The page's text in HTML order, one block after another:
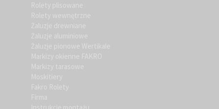
Rolety plisowane
Rolety wewnętrzne
Żaluzje drewniane
Żaluzje aluminiowe
Żaluzje pionowe Wertikale
Markizy okienne FAKRO
Markizy tarasowe
Moskitiery
Fakro Rolety
Firma